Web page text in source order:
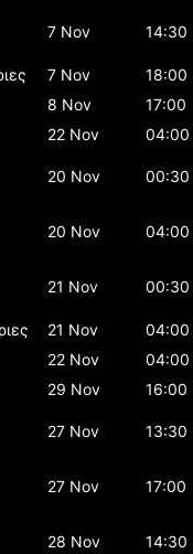
7 Nov 14:30
7 Nov
18:00
8 Nov
17:00
22 Nov
04:00
20 Nov 00:30
20 Nov 04:00
21 Nov 00:30
21 Nov
04:00
22 Nov
04:00
29 Nov
16:00
27 Nov 13:30
27 Nov 17:00
28 Nov 14:30